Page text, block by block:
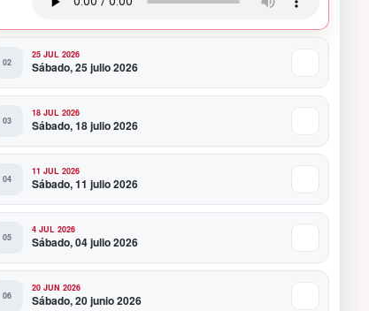
Producciones Panda Rosa anuncia su
nueva puesta en escena: “PARADISO”
25 JUL 2026
Sábado, 25 julio 2026
18 JUL 2026
Sábado, 18 julio 2026
11 JUL 2026
Sábado, 11 julio 2026
4 JUL 2026
Sábado, 04 julio 2026
20 JUN 2026
Sábado, 20 junio 2026